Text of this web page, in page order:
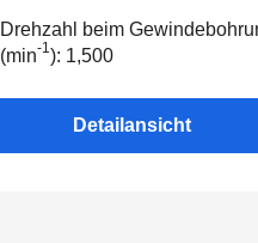
Drehzahl beim
(min-1): 1,500
Detailansicht